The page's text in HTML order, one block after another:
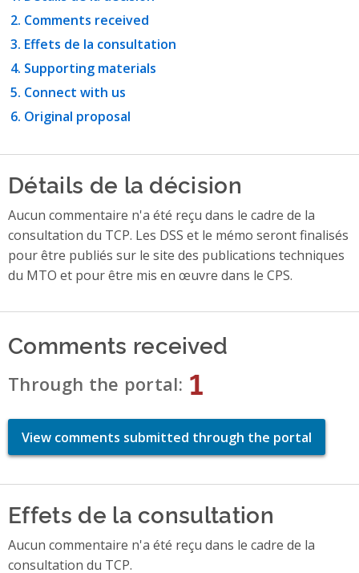
Comments received
Effets de la consultation
Supporting materials
Connect with us
Original proposal
Détails de la décision
Aucun commentaire n'a été reçu dans le cadre de la
consultation du TCP. Les DSS et le mémo seront finalisés
pour être publiés sur le site des publications techniques
du MTO et pour être mis en œuvre dans le CPS.
Comments received
Through the portal 1
View comments submitted through the portal
Effets de la consultation
Aucun commentaire n'a été reçu dans le cadre de la
consultation du TCP.